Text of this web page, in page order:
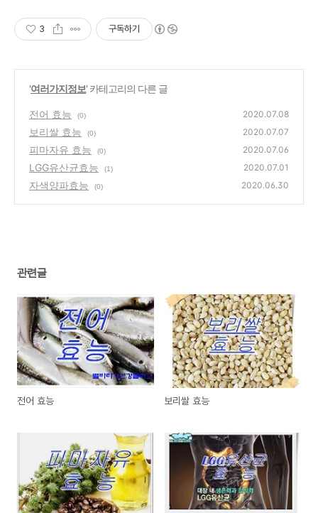
3 구독하기
'여러가지정보' 카테고리의 다른 글
전어 효능 (0) 2020.07.08
보리쌀 효능 (0) 2020.07.07
피마자유 효능 (0) 2020.07.06
LGG유산균효능 (1) 2020.07.01
자색양파효능 (0) 2020.06.30
관련글
전어 효능 보리쌀 효능